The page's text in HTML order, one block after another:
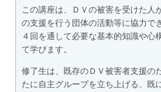
この講座は、ＤＶの被害を受けた人
の支援を行う団体の活動等に協力で
４回を通して必要な基本的知識や心
て学びます。
修了生は、既存のＤＶ被害者支援の
たに自主グループを立ち上げる、既